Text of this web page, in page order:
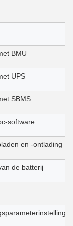
BMU
UPS
SBMS
software
en -ontlading
de batterij